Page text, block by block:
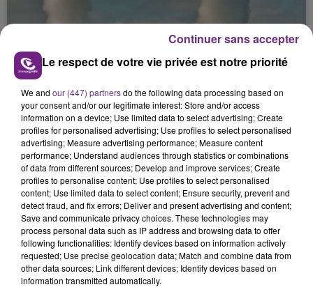
LA CENTRALE NUCLÉAIRE DE CHOOZ
TOUJOURS À L'ARRÊT
Cela fait déjà une semaine que la centrale
nucléaire ardennaise est à l'arrêt. Une situation
justifiée par la sécheresse intense qui est toujours
présente.
Le respect de votre vie privée est notre priorité
We and our (447) partnersdo the following data processing based on
your consent and/or our legitimate interest: Store and/or access
information on a device; Use limited data to select advertising; Create
profiles for personalised advertising; Use profiles to select personalised
advertising; Measure advertising performance; Measure content
performance; Understand audiences through statistics or combinations
of data from different sources; Develop and improve services; Create
profiles to personalise content; Use profiles to select personalised
content; Use limited data to select content; Ensure security, prevent and
detect fraud, and fix errors; Deliver and present advertising and content;
Save and communicate privacy choices. These technologies may
process personal data such as IP address and browsing data to offer
following functionalities: Identify devices based on information actively
requested; Use precise geolocation data; Match and combine data from
other data sources; Link different devices; Identify devices based on
information transmitted automatically.
Continuer sans accepter